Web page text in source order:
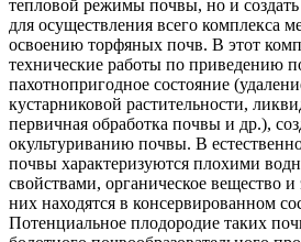
тепловой режимы почвы, но и
для осуществления всего комплекса
освоению торфяных почв. В этот
технические работы по приведению
пахотнопригодное состояние
кустарниковой растительности,
первичная обработка почвы и др.),
окультуриванию почвы. В
почвы характеризуются плохими
свойствами, органическое вещество
них находятся в консервированном
Потенциальное плодородие таких